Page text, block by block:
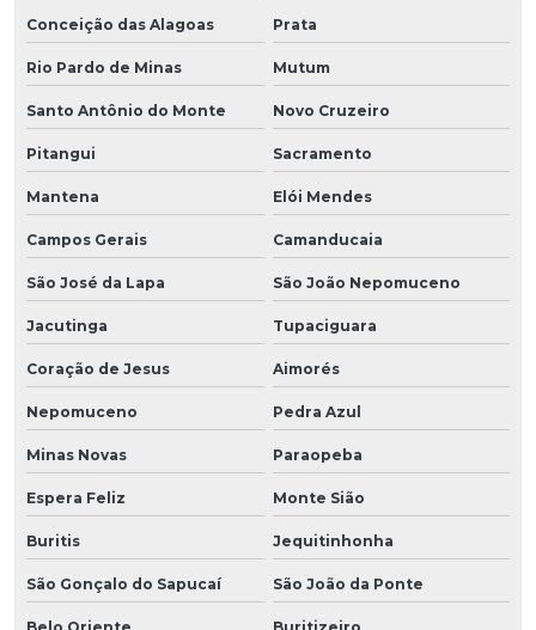
Conceição das Alagoas Prata
Rio Pardo de Minas Mutum
Santo Antônio do Monte Novo Cruzeiro
Pitangui Sacramento
Mantena Elói Mendes
Campos Gerais Camanducaia
São José da Lapa São João Nepomuceno
Jacutinga Tupaciguara
Coração de Jesus Aimorés
Nepomuceno Pedra Azul
Minas Novas Paraopeba
Espera Feliz Monte Sião
Buritis Jequitinhonha
São Gonçalo do Sapucaí São João da Ponte